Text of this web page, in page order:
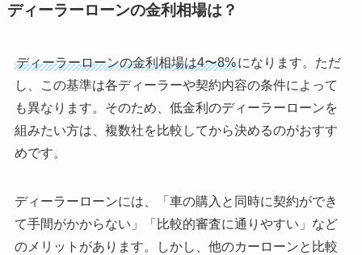
ディーラーローンの金利相場は？
ディーラーローンの金利相場は4〜8%になります。ただ
し、この基準は各ディーラーや契約内容の条件によって
も異なります。そのため、低金利のディーラーローンを
組みたい方は、複数社を比較してから決めるのがおすす
めです。
ディーラーローンには、「車の購入と同時に契約ができ
て手間がかからない」「比較的審査に通りやすい」など
のメリットがあります。しかし、他のカーローンと比較